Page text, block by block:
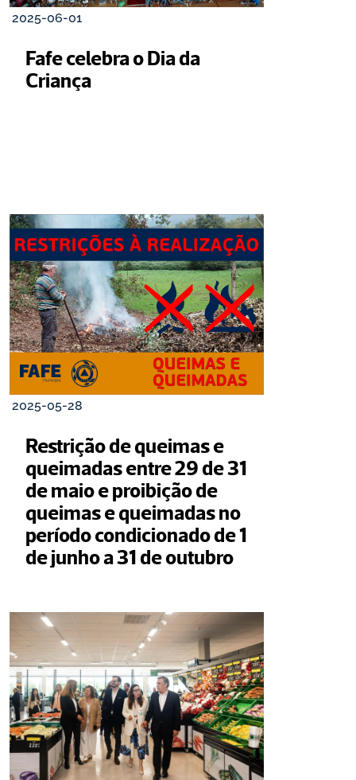
2025-06-01
Fafe celebra o Dia da
Criança
2025-05-28
Restrição de queimas e
queimadas entre 29 de 31
de maio e proibição de
queimas e queimadas no
período condicionado de 1
de junho a 31 de outubro